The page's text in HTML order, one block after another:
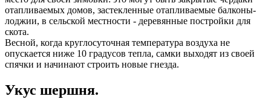
отапливаемых домов, застекленные отапливаемые балконы-
лоджии, в сельской местности - деревянные постройки для
скота.
Весной, когда круглосуточная температура воздуха не
опускается ниже 10 градусов тепла, самки выходят из своей
спячки и начинают строить новые гнезда.
Укус шершня.